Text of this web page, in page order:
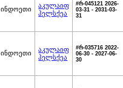
ინდოეთი
აკულაიფ
ჰელსქეა
#რ-045121 2026-
03-31 - 2031-03-
31
ინდოეთი
აკულაიფ
ჰელსქეა
#რ-035716 2022-
06-30 - 2027-06-
30